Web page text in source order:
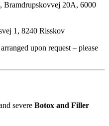
Bramdrupskovvej 20A, 6000
1, 8240 Risskov
upon request – please
severe Botox and Filler